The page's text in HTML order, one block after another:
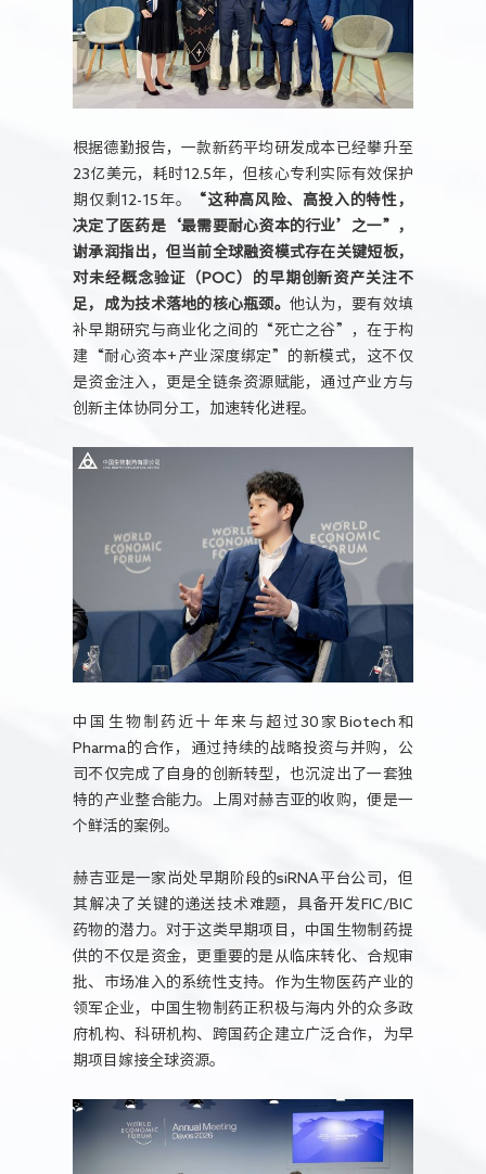
根据德勤报告，一款新药平均研发成本已经攀升至
23亿美元，耗时12.5年，但核心专利实际有效保护
期仅剩12-15年。
“这种高风险、高投入的特性，
决定了医药是‘最需要耐心资本的行业’之一”，
谢承润指出，但当前全球融资模式存在关键短板，
对未经概念验证（POC）的早期创新资产关注不
足，成为技术落地的核心瓶颈。 他认为，要有效填
补早期研究与商业化之间的“死亡之谷”，在于构
建“耐心资本+产业深度绑定”的新模式，这不仅
是资金注入，更是全链条资源赋能，通过产业方与
创新主体协同分工，加速转化进程。
中国生物制药近十年来与超过30家Biotech和
Pharma的合作，通过持续的战略投资与并购，公
司不仅完成了自身的创新转型，也沉淀出了一套独
特的产业整合能力。上周对赫吉亚的收购，便是一
个鲜活的案例。
赫吉亚是一家尚处早期阶段的siRNA平台公司，但
其解决了关键的递送技术难题，具备开发FIC/BIC
药物的潜力。对于这类早期项目，中国生物制药提
供的不仅是资金，更重要的是从临床转化、合规审
批、市场准入的系统性支持。作为生物医药产业的
领军企业，中国生物制药正积极与海内外的众多政
府机构、科研机构、跨国药企建立广泛合作，为早
期项目嫁接全球资源。